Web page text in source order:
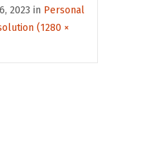
2023 in Personal
(1280 ×